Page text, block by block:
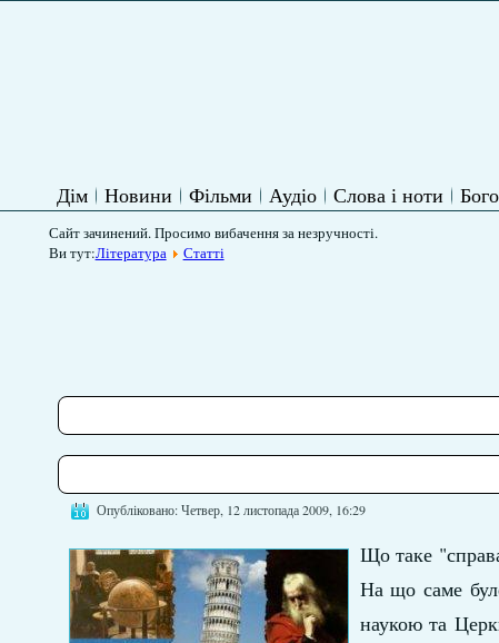
Дім Новини Фільми Аудіо Слова і ноти
Сайт зачинений. Просимо вибачення за незручності.
Ви тут:Література Статті
Опубліковано: Четвер, 12 листопада 2009, 16:29
Що таке
На що саме
наукою та